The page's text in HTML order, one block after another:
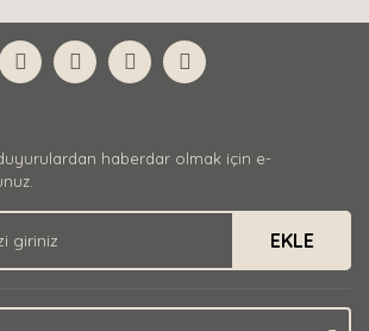
haberdar olmak için e-
EKLE